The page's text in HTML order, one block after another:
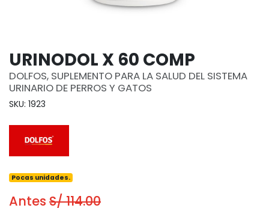
URINODOL X 60 COMP
DOLFOS, SUPLEMENTO PARA LA SALUD DEL SISTEMA
URINARIO DE PERROS Y GATOS
SKU: 1923
Pocas unidades.
Antes S/ 114.00